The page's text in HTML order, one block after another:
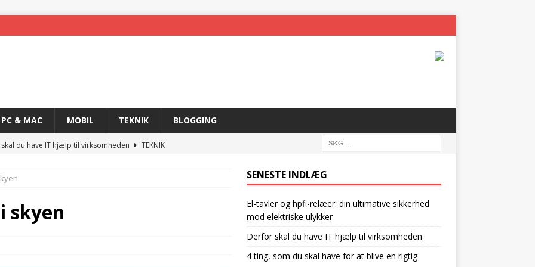
PC & MAC MOBIL TEKNIK BLOGGING
du have IT hjælp til virksomheden
TEKNIK
med trådløs teknologi
og det rette produkt
relæer: din ultimative sikkerhed mod elektriske ulykker
skyen
SENESTE INDLÆG
El-tavler og hpfi-relæer: din ultimative sikkerhed
mod elektriske ulykker
Derfor skal du have IT hjælp til virksomheden
4 ting, som du skal have for at blive en rigtig